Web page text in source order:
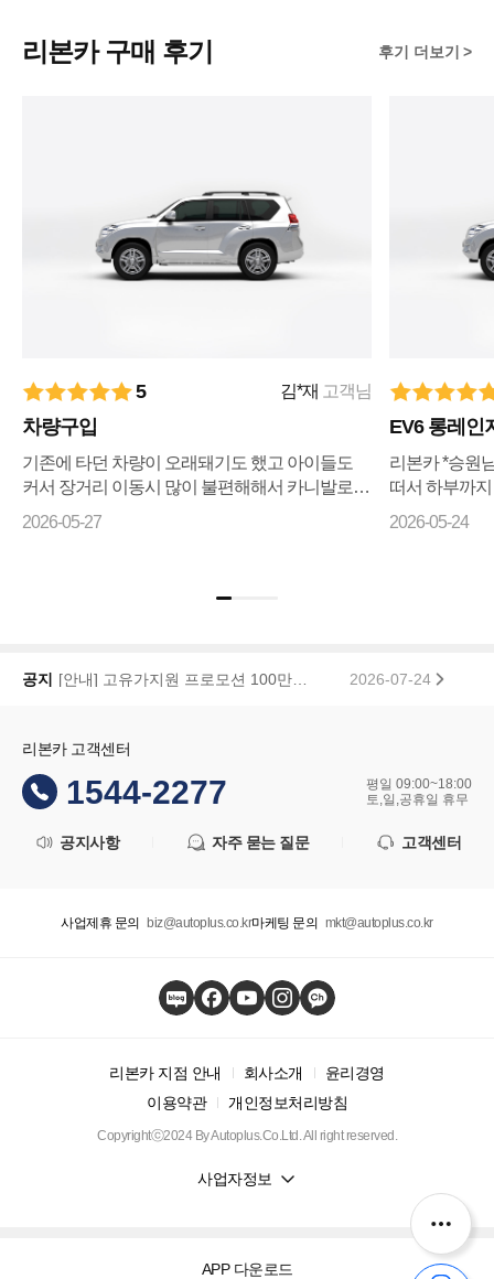
리본카 구매 후기 후기 더보기
5 김*재 고객님
차량구입
기존에 타던 차량이 오래돼기도 했고 아이들도
커서 장거리 이동시 많이 불편해해서 카니발로
바꾸자 마음먹고 ㅋㅇㅋ 나 ㅇㅋ 꾸준히 매물검
2026-05-27
EV6 롱레인
리본카 *승원
떠서 하부까
리상태까지
2026-05-24
공지 2026-07-24
리본카 고객센터
1544-2277
평일 09:00~18:00
토,일,공휴일 휴무
공지사항 자주 묻는 질문 고객센터
사업제휴 문의 biz@autoplus.co.kr마케팅 문의 mkt@autoplus.co.kr
리본카 지점 안내 회사소개
윤리경영
이용약관
개인정보처리방침
Copyrightⓒ2024 By Autoplus.Co.Ltd. All right reserved.
사업자정보
APP 다운로드